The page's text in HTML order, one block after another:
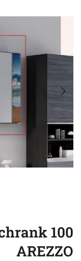
100
AREZZO